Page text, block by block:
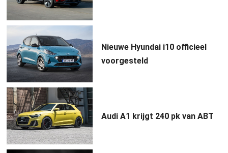
Nieuwe Hyundai i10 officieel
voorgesteld
Audi A1 krijgt 240 pk van ABT